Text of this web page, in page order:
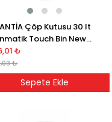
Çöp Kutusu 30 lt
Touch Bin New
₺
₺
Sepete Ekle